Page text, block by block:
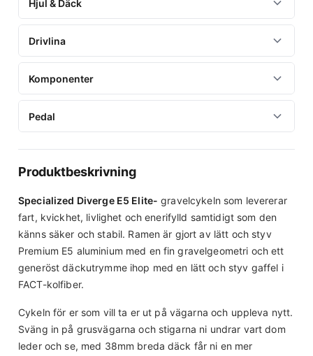
Hjul & Däck
Hjulstorlek
28"
Drivlina
Framväxel
Shimano GRX RX400, braze-on
Växelreglage
Shimano GRX RX400 hydraulic brake levers, 2x10 speed
mechanical shifting
Kedja
KMC X10, 10-speed w/ reusable Missing Link™
Kassett
Shimano CS-HG50-10, 10-Speed 11-36t
Komponenter
Specialized Shallow Drop, 6061, 70x125mm, 31.8mm clamp
Styrstam
3D-forged alloy, 31.8mm, 7-degree rise
Sadel
Body Geometry Bridge Saddle, steel rails
Alloy, 2-bolt Clamp, 12mm offset, 27.2mm, anti-corrosion
hardware
Pedal
Ingår alltid hos oss!
Produktbeskrivning
Specialized Diverge E5 Elite- gravelcykeln som levererar
fart, kvickhet, livlighet och enerifylld samtidigt som den
känns säker och stabil. Ramen är gjort av lätt och styv
Premium E5 aluminium med en fin gravelgeometri och ett
generöst däckutrymme ihop med en lätt och styv gaffel i
FACT-kolfiber.
Cykeln för er som vill ta er ut på vägarna och uppleva nytt.
Sväng in på grusvägarna och stigarna ni undrar vart dom
leder och se, med 38mm breda däck får ni en mer